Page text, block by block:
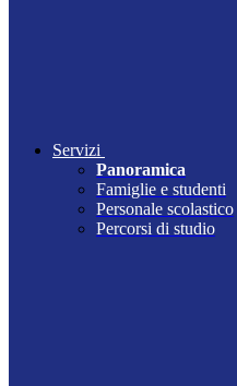
Servizi
Panoramica
Famiglie e studenti
Personale scolastico
Percorsi di studio